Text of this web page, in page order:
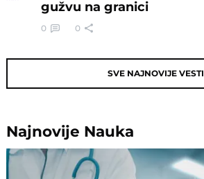
gužvu na granici
0 0
SVE NAJNOVIJE VESTI
Najnovije Nauka